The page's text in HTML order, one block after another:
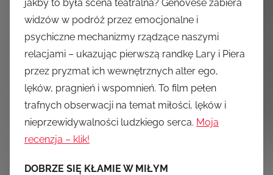
jakby to była scena teatralna? Genovese zabiera
widzów w podróż przez emocjonalne i
psychiczne mechanizmy rządzące naszymi
relacjami – ukazując pierwszą randkę Lary i Piera
przez pryzmat ich wewnętrznych alter ego,
lęków, pragnień i wspomnień. To film pełen
trafnych obserwacji na temat miłości, lęków i
nieprzewidywalności ludzkiego serca. Moja
recenzja – klik!
DOBRZE SIĘ KŁAMIE W MIŁYM